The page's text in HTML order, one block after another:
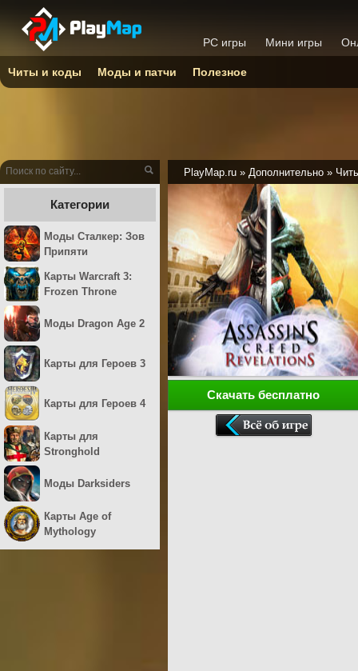
PlayMap.ru » Дополнительно »
Скачать бесплатно
Категории
Моды Сталкер: Зов
Припяти
Карты Warcraft 3:
Frozen Throne
Моды Dragon Age 2
Карты для Героев 3
Карты для Героев 4
Карты для
Stronghold
Моды Darksiders
Карты Age of
Mythology
PC игры Мини игры
Читы и коды Моды и патчи Полезное